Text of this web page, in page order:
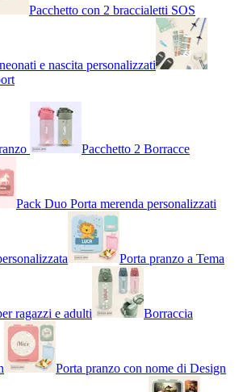
Pacchetto con 2 braccialetti SOS
e nascita personalizzati
Pacchetto 2 Borracce
Pack Duo Porta merenda personalizzati
Porta pranzo a Tema
ragazzi e adulti Borraccia
Porta pranzo con nome di Design